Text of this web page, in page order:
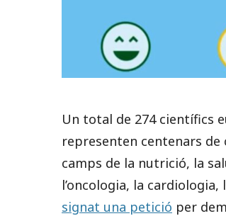
Un total de 274 científics
representen centenars
camps de la nutrició, la
l’oncologia, la
signat una petició per